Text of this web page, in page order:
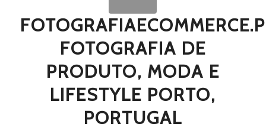
FOTOGRAFIA DE
PRODUTO, MODA E
LIFESTYLE PORTO,
PORTUGAL